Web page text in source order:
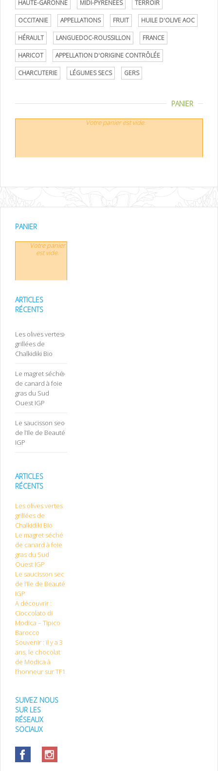
HAUTE-GARONNE MIDI-PYRÉNÉES TERROIR
OCCITANIE APPELLATIONS FRUIT HUILE D'OLIVE AOC
HÉRAULT LANGUEDOC-ROUSSILLON FRANCE
HARICOT APPELLATION D'ORIGINE CONTRÔLÉE
CHARCUTERIE LÉGUMES SECS GERS
PANIER
Votre panier est vide.
PANIER
Votre panier
est vide.
ARTICLES
RÉCENTS
Les olives vertes
grillées de
Chalkidiki Bio
Le magret séché
de canard à foie
gras du Sud
Ouest IGP
Le saucisson sec
de l’Ile de Beauté
IGP
ARTICLES
RÉCENTS
Les olives vertes
grillées de
Chalkidiki Bio
Le magret séché
de canard à foie
gras du Sud
Ouest IGP
Le saucisson sec
de l’Ile de Beauté
IGP
A découvrir :
Cioccolato di
Modica – Tipico
Barocco
Souvenir : il y a 3
ans, le chocolat
de Modica à
l’honneur sur TF1
SUIVEZ NOUS
SUR LES
RÉSEAUX
SOCIAUX